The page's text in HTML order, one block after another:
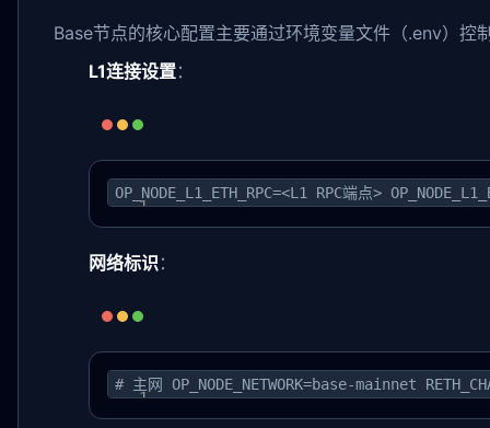
Base节点的核心配置主要通过环境变量文件（.env）控
L1连接设置：
OP_NODE_L1_ETH_RPC=<L1 RPC端点>
网络标识 ：
# 主网 OP_NODE_NETWORK=base-mainnet